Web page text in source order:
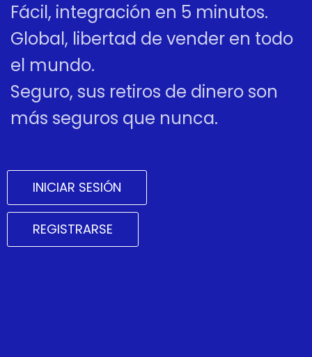
Fácil, integración en 5 minutos.
Global, libertad de vender en todo
el mundo.
Seguro, sus retiros de dinero son
más seguros que nunca.
INICIAR SESIÓN
REGISTRARSE